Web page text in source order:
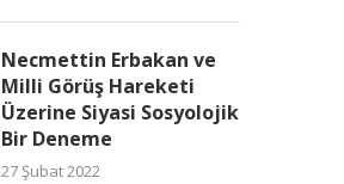
Necmettin Erbakan ve
Milli Görüş Hareketi
Üzerine Siyasi Sosyolojik
Bir Deneme
27 Şubat 2022